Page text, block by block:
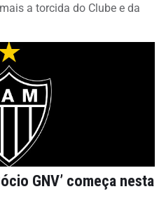
a torcida do Clube e da
GNV’ começa nesta